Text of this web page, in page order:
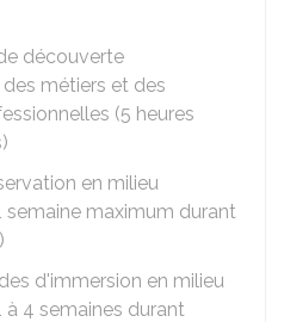
découverte
métiers et des
(5 heures
en milieu
semaine maximum durant
d'immersion en milieu
à 4 semaines durant